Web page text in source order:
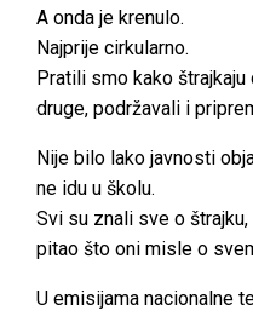
A onda je krenulo.
Najprije cirkularno.
Pratili smo kako štrajkaju
druge, podržavali i
Nije bilo lako javnosti
ne idu u školu.
Svi su znali sve o
pitao što oni misle o
U emisijama nacionalne